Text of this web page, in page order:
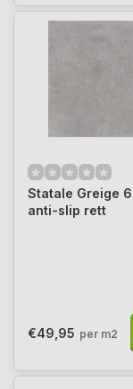
Statale Greige
anti-slip rett
€49,95 per m2